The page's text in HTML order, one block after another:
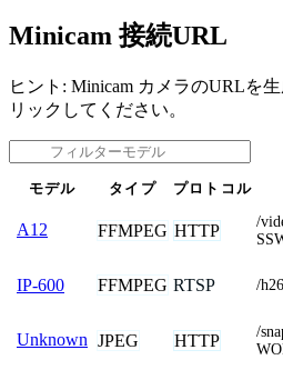
Minicam 接続URL
ヒント: Minicam カメラのURLを
リックしてください。
モデル タイプ プロトコル
A12 FFMPEG HTTP
/
IP-600 FFMPEG RTSP /
Unknown JPEG HTTP
/